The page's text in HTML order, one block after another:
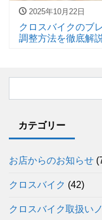
2025年10月22日
クロスバイクのブ
調整方法を徹底解説
カテゴリー
お店からのお知らせ
クロスバイク (42)
クロスバイク取扱い